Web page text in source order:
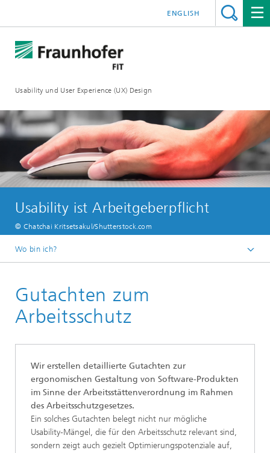
Usability und User Experience (UX) Design
ENGLISH
Usability ist Arbeitgeberpflicht
© Chatchai Kritsetsakul/Shutterstock.com
Wo bin ich?
Beratung
Gutachten zum
Arbeitsschutz
Wir erstellen detaillierte Gutachten zur
ergonomischen Gestaltung von Software-Produkten
im Sinne der Arbeitsstättenverordnung im Rahmen
des Arbeitsschutzgesetzes.
Ein solches Gutachten belegt nicht nur mögliche
Usability-Mängel, die für den Arbeitsschutz relevant sind,
sondern zeigt auch gezielt Optimierungspotenziale auf,